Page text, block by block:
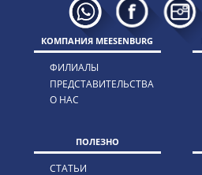
КОМПАНИЯ MEESENBURG
ФИЛИАЛЫ
ПРЕДСТАВИТЕЛЬСТВА
О НАС
ПОЛЕЗНО
СТАТЬИ